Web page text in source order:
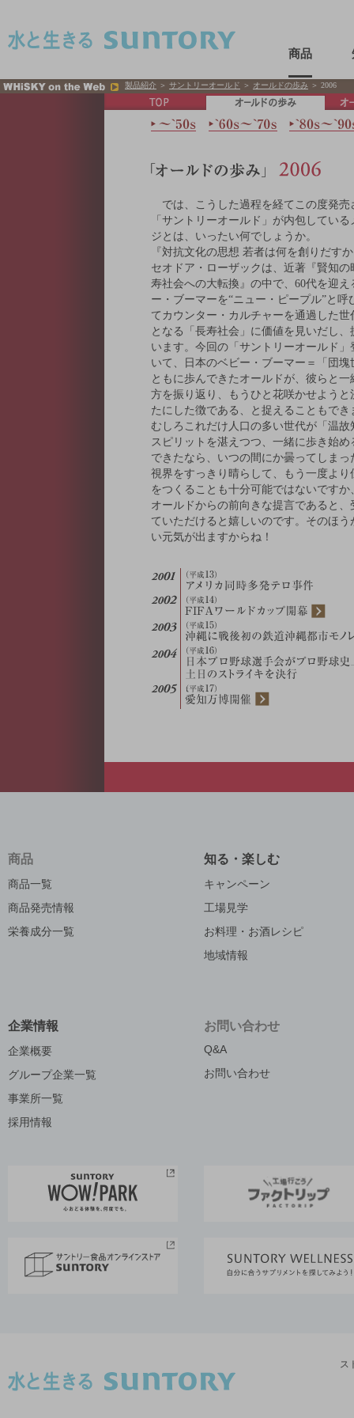
商品
製品紹介 ＞ サントリーオールド ＞ オールドの歩み ＞ 2006
では、こうした過程を経てこの度発売
「サントリーオールド」が内包してい
ジとは、いったい何でしょうか。
『対抗文化の思想 若者は何を創りだす
セオドア・ローザックは、近著『賢知
寿社会への大転換』の中で、60代を迎え
ー・ブーマーを“ニュー・ピープル”と呼
てカウンター・カルチャーを通過した世
となる「長寿社会」に価値を見いだし、
います。今回の「サントリーオールド」
いて、日本のベビー・ブーマー＝「団塊
ともに歩んできたオールドが、彼らと一
方を振り返り、もうひと花咲かせようと
たにした徴である、と捉えることもでき
むしろこれだけ人口の多い世代が「温故
スピリットを湛えつつ、一緒に歩き始め
できたなら、いつの間にか曇ってしまっ
視界をすっきり晴らして、もう一度より
をつくることも十分可能ではないですか
オールドからの前向きな提言であると、
ていただけると嬉しいのです。そのほう
い元気が出ますからね！
商品
商品一覧
商品発売情報
栄養成分一覧
知る・楽しむ
キャンペーン
工場見学
お料理・お酒レシピ
地域情報
企業情報
企業概要
グループ企業一覧
事業所一覧
採用情報
お問い合わせ
Q&A
お問い合わせ
ス